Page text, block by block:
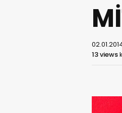
13 views